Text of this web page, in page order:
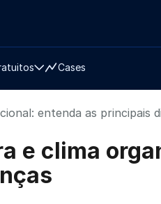
Cases
entenda as principais
e clima